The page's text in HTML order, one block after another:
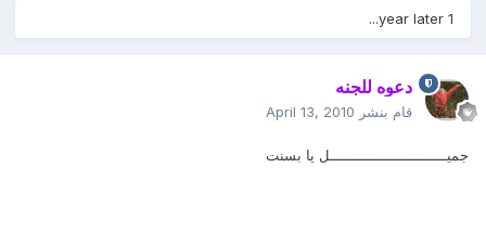
دعوه للجنه
قام بنشر April 13, 2010
جميـــــــــــــــــــــــــــل يا بسنت